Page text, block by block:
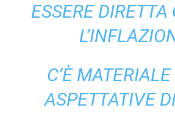
ESSERE DIRETTA
C’È
ASPETTATIVE